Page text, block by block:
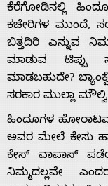
ಕೆರೆಗೋಡಿನಲ್ಲಿ ಹಿಂದೂ
ಕಚೇರಿಗಳ ಮುಂದೆ,
ಬಿತ್ತದಿರಿ ಎನ್ನುವ
ಮಾಡುವ ಟಿಪ್ಪು
ಮಾಡಬಹುದೇ?
ಸರಕಾರ ಮುಲ್ಲಾ
ಹಿಂದೂಗಳ
ಅವರ ಮೇಲೆ ಕೇಸು
ಕೇಸ್ ವಾಪಾಸ್
ನಿಮ್ಮದಲ್ಲವೇ